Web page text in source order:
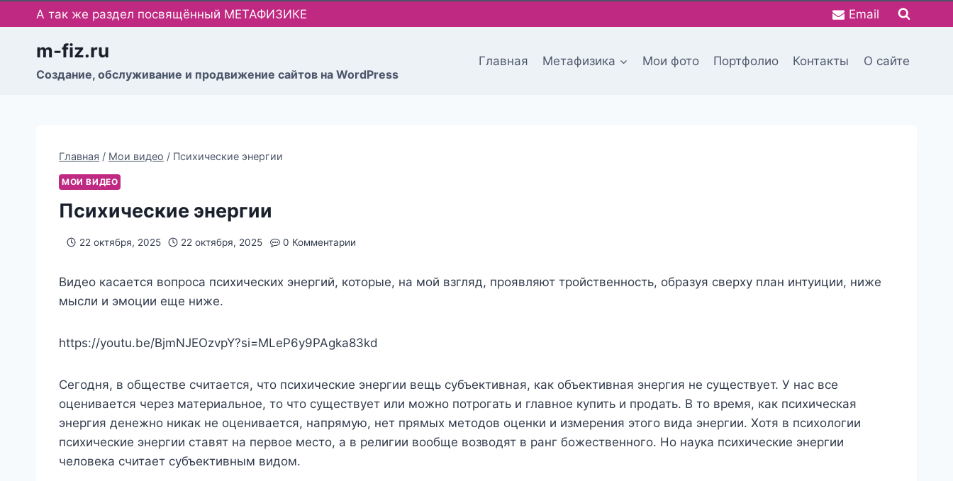
Перейти
к
содержимому
А так же раздел посвящённый МЕТАФИЗИКЕ Email
m-fiz.ru
Cоздание, обслуживание и продвижение сайтов на WordPress
Главная Метафизика Мои фото Портфолио Контакты О сайте
Главная / Мои видео / Психические энергии
МОИ ВИДЕО
Психические энергии
22 октября, 2025 22 октября, 2025 0 Комментарии
Видео касается вопроса психических энергий, которые, на мой взгляд, проявляют тройственность, образуя сверху план интуиции, ниже
мысли и эмоции еще ниже.
https://youtu.be/BjmNJEOzvpY?si=MLeP6y9PAgka83kd
Сегодня, в обществе считается, что психические энергии вещь субъективная, как объективная энергия не существует. У нас все
оценивается через материальное, то что существует или можно потрогать и главное купить и продать. В то время, как психическая
энергия денежно никак не оценивается, напрямую, нет прямых методов оценки и измерения этого вида энергии. Хотя в психологии
психические энергии ставят на первое место, а в религии вообще возводят в ранг божественного. Но наука психические энергии
человека считает субъективным видом.